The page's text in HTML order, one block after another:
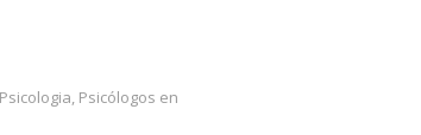
Psicologia, Psicólogos en